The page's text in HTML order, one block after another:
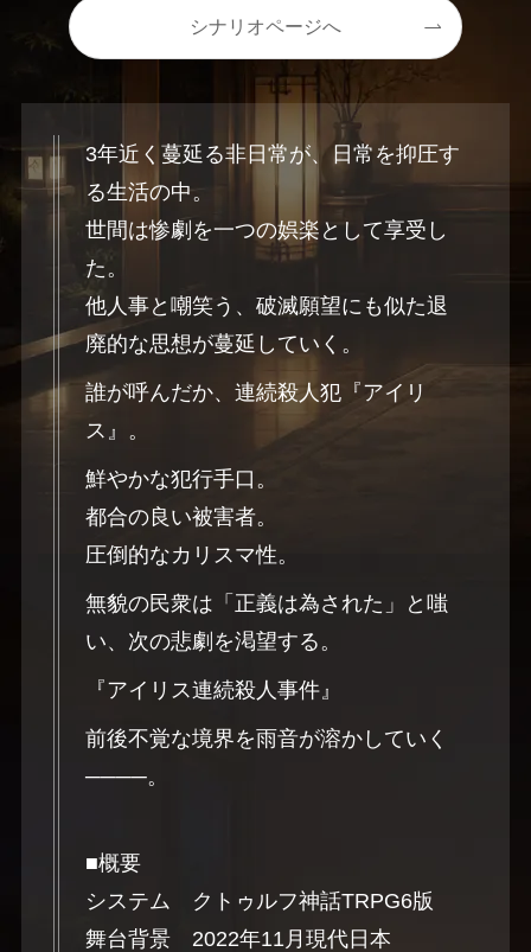
シナリオページへ
3年近く蔓延る非日常が、日常を抑圧す
る生活の中。
世間は惨劇を一つの娯楽として享受し
た。
他人事と嘲笑う、破滅願望にも似た退
廃的な思想が蔓延していく。
誰が呼んだか、連続殺人犯『アイリ
ス』。
鮮やかな犯行手口。
都合の良い被害者。
圧倒的なカリスマ性。
無貌の民衆は「正義は為された」と嗤
い、次の悲劇を渇望する。
『アイリス連続殺人事件』
前後不覚な境界を雨音が溶かしていく
────。
■概要
システム クトゥルフ神話TRPG6版
舞台背景 2022年11月現代日本